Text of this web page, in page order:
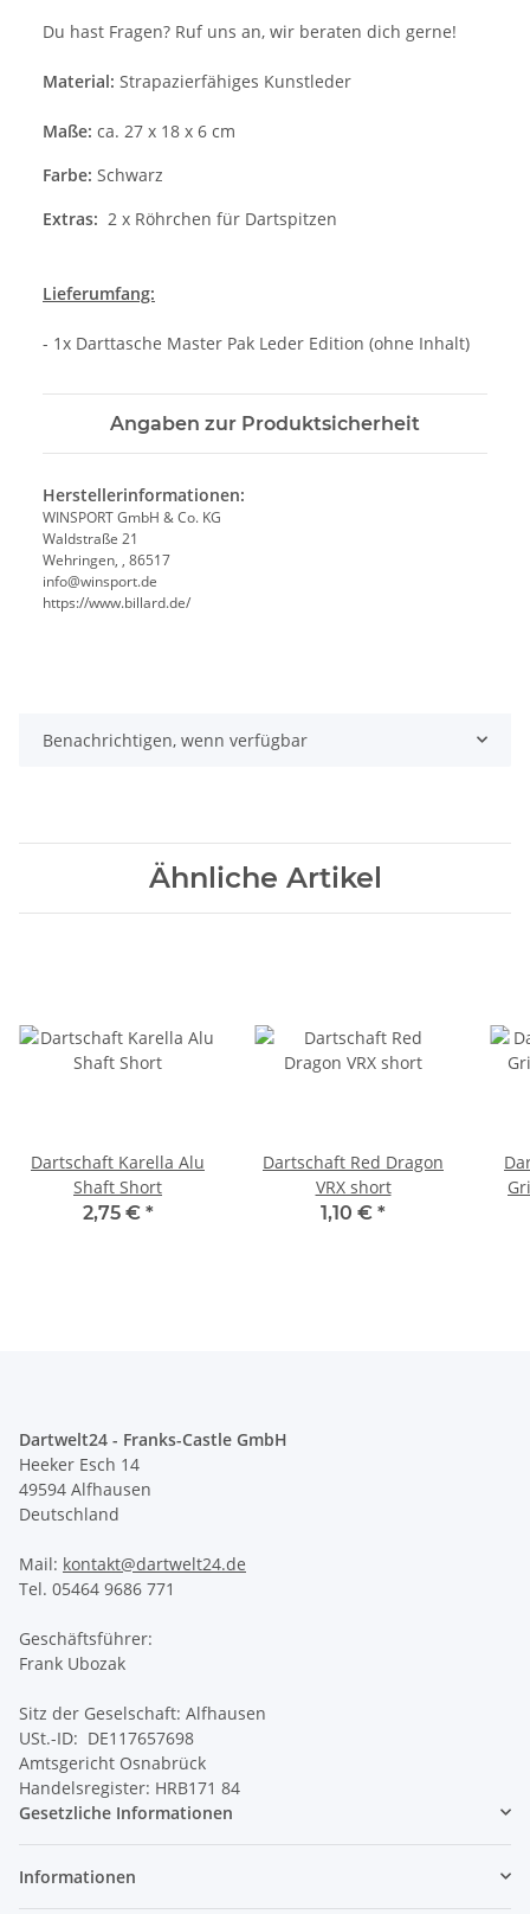
Du hast Fragen? Ruf uns an, wir beraten dich gerne!
Material: Strapazierfähiges Kunstleder
Maße: ca. 27 x 18 x 6 cm
Farbe: Schwarz
Extras: 2 x Röhrchen für Dartspitzen
Lieferumfang:
- 1x Darttasche Master Pak Leder Edition (ohne Inhalt)
Angaben zur Produktsicherheit
Herstellerinformationen:
WINSPORT GmbH & Co. KG
Waldstraße 21
Wehringen, , 86517
info@winsport.de
https://www.billard.de/
Benachrichtigen, wenn verfügbar
Ähnliche Artikel
Dartschaft Karella Alu
Shaft Short
2,75 € *
Dartschaft Red Dragon
VRX short
1,10 € *
Dartwelt24 - Franks-Castle GmbH
Heeker Esch 14
49594 Alfhausen
Deutschland
Mail: kontakt@dartwelt24.de
Tel. 05464 9686 771
Geschäftsführer:
Frank Ubozak
Sitz der Geselschaft: Alfhausen
USt.-ID: DE117657698
Amtsgericht Osnabrück
Handelsregister: HRB171 84
Gesetzliche Informationen
Informationen